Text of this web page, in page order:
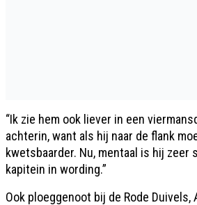
“Ik zie hem ook liever in een
achterin, want als hij naar de flank
kwetsbaarder. Nu, mentaal is hij zeer
kapitein in wording.”
Ook ploeggenoot bij de Rode Duivels,